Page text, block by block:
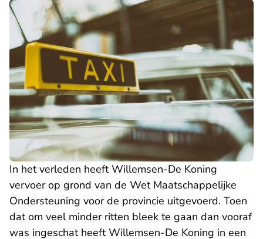
In het verleden heeft Willemsen-De Koning
vervoer op grond van de Wet Maatschappelijke
Ondersteuning voor de provincie uitgevoerd. Toen
dat om veel minder ritten bleek te gaan dan vooraf
was ingeschat heeft Willemsen-De Koning in een